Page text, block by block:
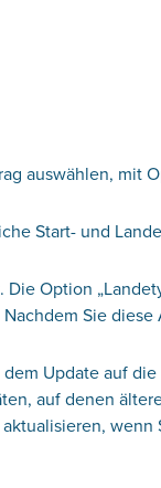
auswählen, mit
Start- und
Option
Sie
Update auf
auf denen
wenn